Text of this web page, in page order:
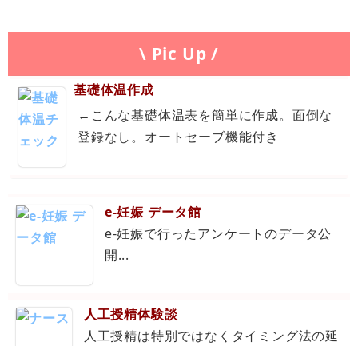
\ Pic Up /
基礎体温作成
←こんな基礎体温表を簡単に作成。面倒な
登録なし。オートセーブ機能付き
e-妊娠 データ館
e-妊娠で行ったアンケートのデータ公
開...
人工授精体験談
人工授精は特別ではなくタイミング法の延